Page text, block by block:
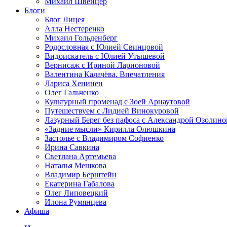
Блоги
Блог Лицея
Алла Нестеренко
Михаил Гольденберг
Родословная с Юлией Свинцовой
Видоискатель с Юлией Утышевой
Вернисаж с Ириной Ларионовой
Валентина Калачёва. Впечатления
Лариса Хенинен
Олег Гальченко
Культурный променад с Зоей Арнаутовой
Путешествуем с Лидией Винокуровой
Лазурный Берег без пафоса с Александрой
«Задние мысли» Кирилла Олюшкина
Застолье с Владимиром Софиенко
Ирина Савкина
Светлана Артемьева
Наталья Мешкова
Владимир Берштейн
Екатерина Габалова
Олег Липовецкий
Илона Румянцева
Афиша